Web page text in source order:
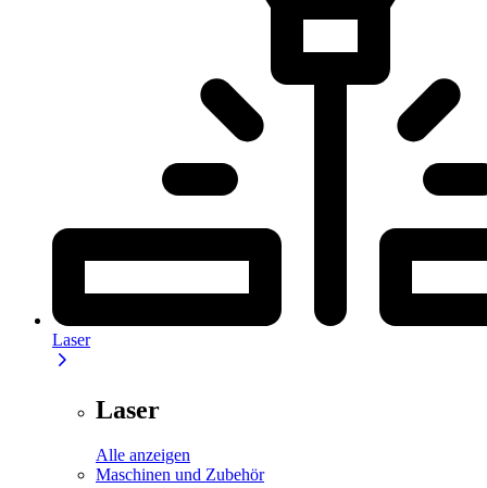
Laser
Laser
Alle anzeigen
Maschinen und Zubehör